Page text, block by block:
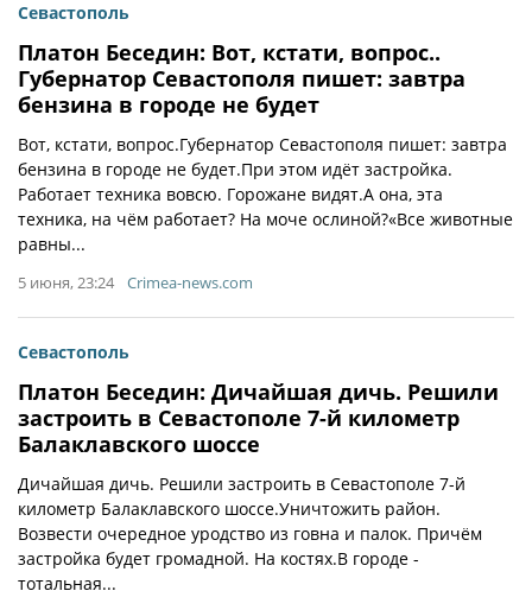
Севастополь
Платон Беседин: Вот, кстати, вопрос..
Губернатор Севастополя пишет: завтра
бензина в городе не будет
Вот, кстати, вопрос.Губернатор Севастополя пишет: завтра
бензина в городе не будет.При этом идёт застройка.
Работает техника вовсю. Горожане видят.А она, эта
техника, на чём работает? На моче ослиной?«Все животные
равны...
5 июня, 23:24 Crimea-news.com
Севастополь
Платон Беседин: Дичайшая дичь. Решили
застроить в Севастополе 7-й километр
Балаклавского шоссе
Дичайшая дичь. Решили застроить в Севастополе 7-й
километр Балаклавского шоссе.Уничтожить район.
Возвести очередное уродство из говна и палок. Причём
застройка будет громадной. На костях.В городе -
тотальная...